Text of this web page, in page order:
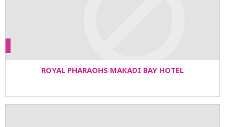
ROYAL PHARAOHS MAKADI BAY HOTEL